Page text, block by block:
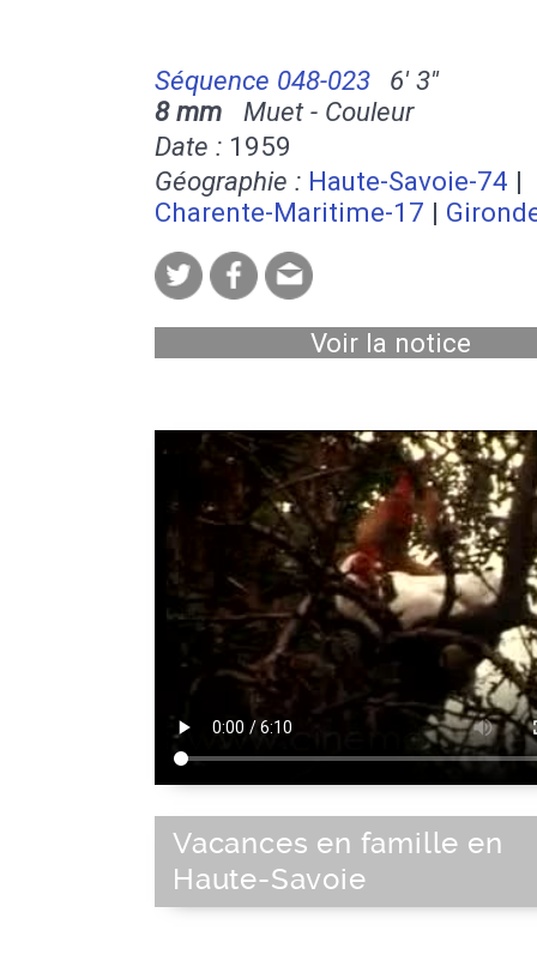
Séquence 048-023
6' 3''
8 mm Muet - Couleur
Date : 1959
Géographie : Haute-Savoie-74 |
Charente-Maritime-17 |
Voir la notice
Vacances en famille en
Haute-Savoie